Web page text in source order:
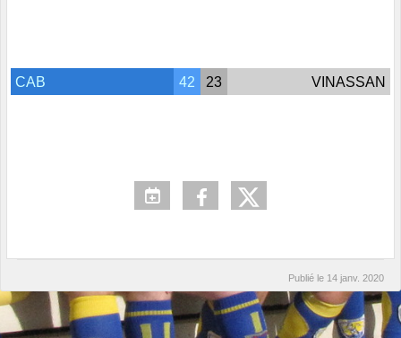
CAB 42 23 VINASSAN
Publié le 14 janv. 2020